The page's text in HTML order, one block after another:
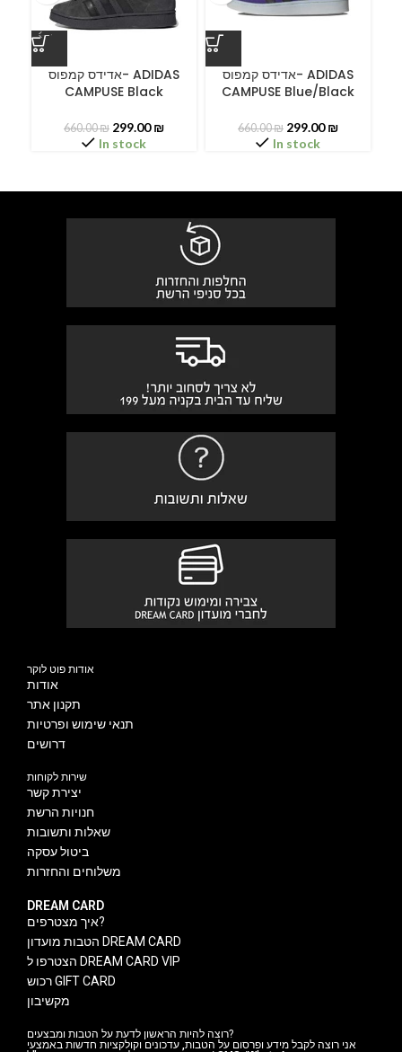
אדידס קמפוס- ADIDAS
CAMPUSE Black
660.00₪ 299.00₪
In stock
אדידס קמפוס- ADIDAS
CAMPUSE Blue/Black
660.00₪ 299.00₪
In stock
אודות פוט לוקר
אודות
תקנון אתר
תנאי שימוש ופרטיות
דרושים
שירות לקוחות
יצירת קשר
חנויות הרשת
שאלות ותשובות
ביטול עסקה
משלוחים והחזרות
DREAM CARD
איך מצטרפים?
הטבות מועדון DREAM CARD
הצטרפו ל DREAM CARD VIP
רכוש GIFT CARD
מקשיבון
רוצה להיות הראשון לדעת על הטבות ומבצעים?
אני רוצה לקבל מידע ופרסום על הטבות, עדכונים וקולקציות חדשות באמצעי